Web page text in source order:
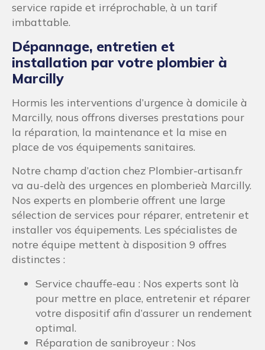
service rapide et irréprochable, à un tarif
imbattable.
Dépannage, entretien et
installation par votre plombier à
Marcilly
Hormis les interventions d’urgence à domicile à
Marcilly, nous offrons diverses prestations pour
la réparation, la maintenance et la mise en
place de vos équipements sanitaires.
Notre champ d’action chez Plombier-artisan.fr
va au-delà des urgences en plomberieà Marcilly.
Nos experts en plomberie offrent une large
sélection de services pour réparer, entretenir et
installer vos équipements. Les spécialistes de
notre équipe mettent à disposition 9 offres
distinctes :
Service chauffe-eau : Nos experts sont là
pour mettre en place, entretenir et réparer
votre dispositif afin d’assurer un rendement
optimal.
Réparation de sanibroyeur : Nos